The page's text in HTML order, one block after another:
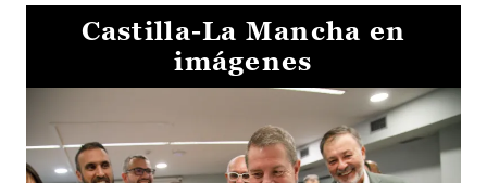
Castilla-La Mancha en
imágenes